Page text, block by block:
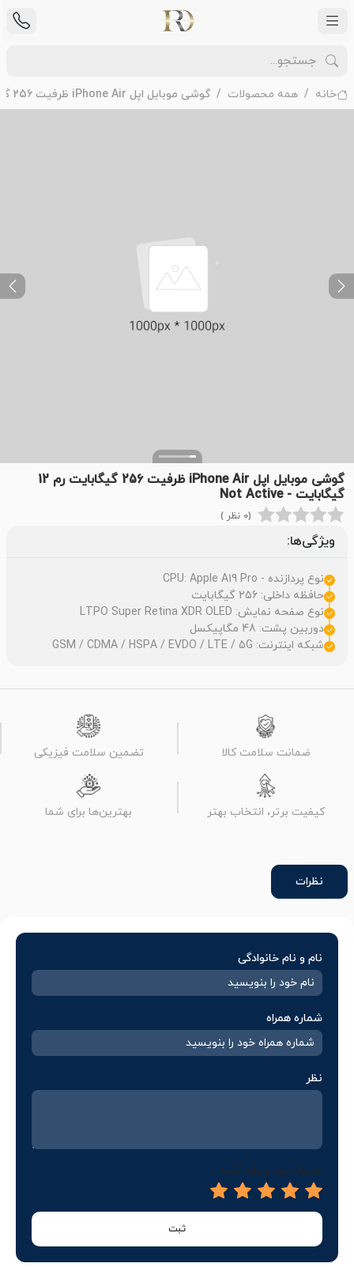
خانه همه محصولات گوشی موبایل اپل iPhone Air ظرفیت 256 گیگابایت رم 12 گیگابایت - Not Active
Previous
گوشی موبایل اپل iPhone Air ظرفیت 256 گیگابایت رم 12
گیگابایت - Not Active
(0 نظر )
ویژگی‌ها:
نوع پردازنده - CPU: Apple A19 Pro
حافظه داخلی: 256 گیگابایت
نوع صفحه نمایش: LTPO Super Retina XDR OLED
دوربین پشت: 48 مگاپیکسل
شبکه اینترنت: GSM / CDMA / HSPA / EVDO / LTE / 5G
ضمانت سلامت کالا تضمین سلامت فیزیکی
کیفیت برتر، انتخاب بهتر بهترین‌ها برای شما
نظرات
نام و نام خانوادگی
شماره همراه
نظر
امتیاز خود را وارد کنید
ثبت